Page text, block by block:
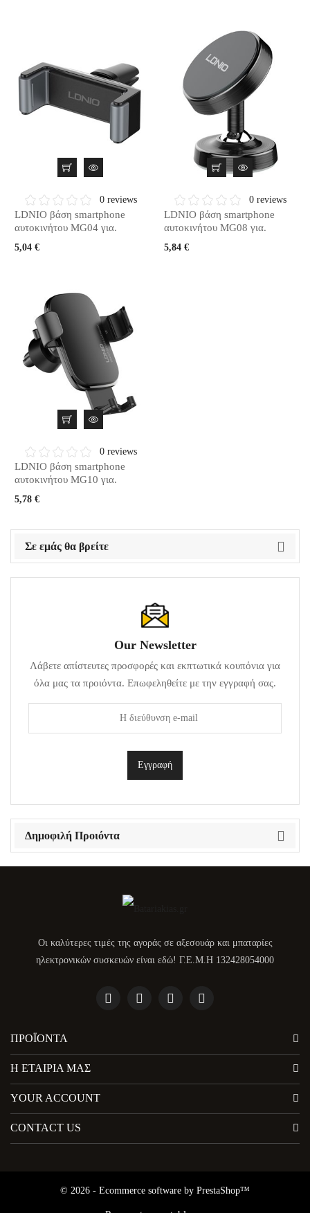
0 reviews
LDNIO βάση smartphone
αυτοκινήτου MG04 για.
5,04 €
0 reviews
LDNIO βάση smartphone
αυτοκινήτου MG08 για.
5,84 €
0 reviews
LDNIO βάση smartphone
αυτοκινήτου MG10 για.
5,78 €
Σε εμάς θα βρείτε
Our Newsletter
Λάβετε απίστευτες προσφορές και εκπτωτικά κουπόνια για
όλα μας τα προιόντα. Επωφεληθείτε με την εγγραφή σας.
Δημοφιλή Προιόντα
Οι καλύτερες τιμές της αγοράς σε αξεσουάρ και μπαταρίες
ηλεκτρονικών συσκευών είναι εδώ! Γ.Ε.Μ.Η 132428054000
ΠΡΟΪΌΝΤΑ
Η ΕΤΑΙΡΊΑ ΜΑΣ
YOUR ACCOUNT
CONTACT US
© 2026 - Ecommerce software by PrestaShop™